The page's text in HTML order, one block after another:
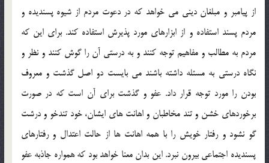
از پيامبر و مبلغان ديني مي خواهد كه در دعوت مردم از شيوه پسنديده و
مردم پسند استفاده و از ابزارهاي مورد پذيرش استفاده كند. براي اين كه
مردم به مطالب و مفاهيم توجه كنند و به درستي آن را گوش كنند و نظر و
نگاه درستي به مسئله داشته باشند مي بايست دو اصل گذشت و معروف
بودن را مورد توجه قرار داد. عفو و گذشت براي آن است كه در صورت
برخوردهاي خشن و تند مخاطبان و اهانت هاي ايشان، خود تندخو و درشت
گو نشود و رفتار خويش را با همه اهانت ها از حالت اعتدال و رفتارهاي
پسنديده اجتماعي بيرون نبرد. اين بدان معنا خواهد بود كه همواره جاذبه عفو